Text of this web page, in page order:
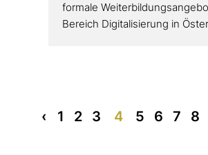
formale
Bereich Digitalisierung in
« 1 2 3 4 5 6 7 8